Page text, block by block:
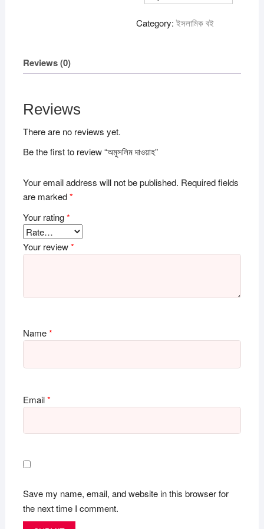
Category:ইসলামিক বই
Reviews (0)
Reviews
There are no reviews yet.
Be the first to review “অমুসলিম দাওয়াহ”
Your email address will not be published. Required fields
are marked*
Your rating*
Your review*
Name*
Email*
Save my name, email, and website in this browser for
the next time I comment.